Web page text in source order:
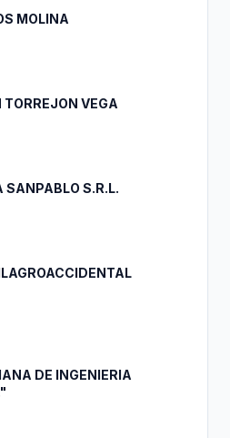
MOLINA
TORREJON VEGA
SANPABLO S.R.L.
DE INGENIERIA